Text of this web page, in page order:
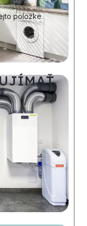
položke.